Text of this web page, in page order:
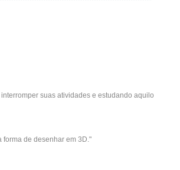
suas atividades e estudando aquilo
forma de desenhar em 3D."